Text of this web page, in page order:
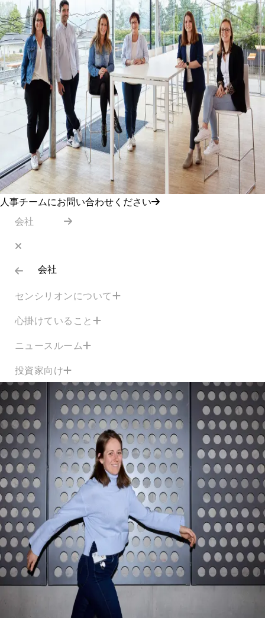
人事チームにお問い合わせください
会社
会社
センシリオンについて
心掛けていること
ニュースルーム
投資家向け